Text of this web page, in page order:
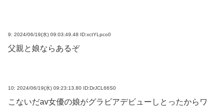
9: 2024/06/19(水) 09:03:49.48 ID:xctYLpco0
父親と娘ならあるぞ
10: 2024/06/19(水) 09:23:13.80 ID:DrJCL66S0
こないだav女優の娘がグラビアデビューしとったからワ